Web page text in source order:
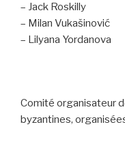
– Jack Roskilly
– Milan Vukašinović
– Lilyana Yordanova
Comité organisateur
byzantines,